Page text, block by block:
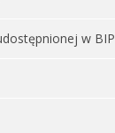
w BIP